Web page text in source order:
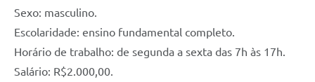
Sexo: masculino.
Escolaridade: ensino fundamental completo.
Horário de trabalho: de segunda a sexta das 7h às 17h.
Salário: R$2.000,00.